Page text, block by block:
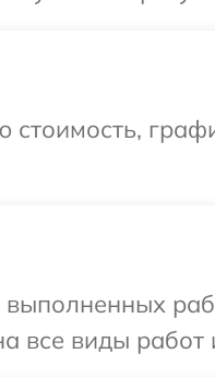
выполненных
все виды работ